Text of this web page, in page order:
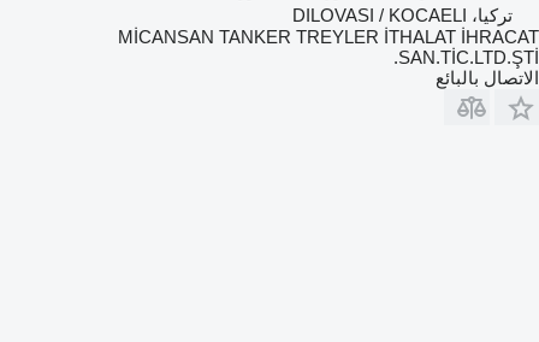
تركيا، DILOVASI / KOCAELI
MİCANSAN TANKER TREYLER İTHALAT İHRACAT
SAN.TİC.LTD.ŞTİ.
الاتصال بالبائع